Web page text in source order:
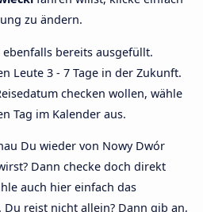
zu ändern.
bereits ausgefüllt.
Leute 3 - 7 Tage in der Zukunft.
checken wollen, wähle
Tag im Kalender aus.
Du wieder von Nowy Dwór
Dann checke doch direkt
auch hier einfach das
reist nicht allein? Dann gib an,